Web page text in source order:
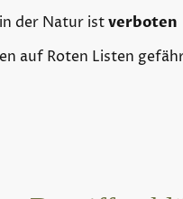
der Natur istverboten
auf Roten Listen